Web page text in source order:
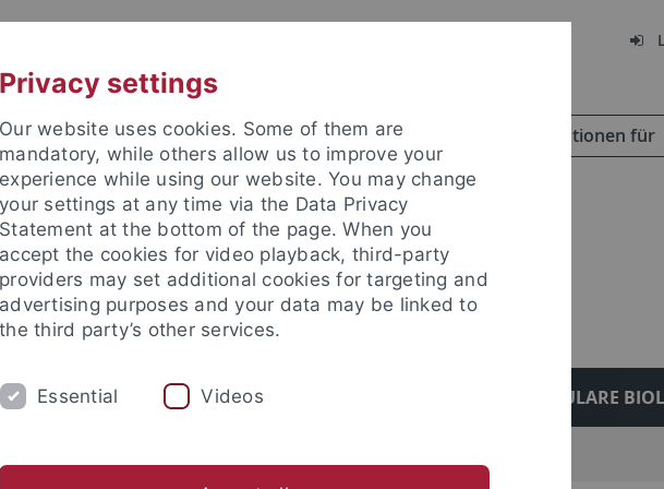
Informationen für
PROTEOMICS MASTER PROGRAM MOLEKULARE
Privacy settings
Our website uses cookies. Some of them are
mandatory, while others allow us to improve your
experience while using our website. You may change
your settings at any time via the Data Privacy
Statement at the bottom of the page. When you
accept the cookies for video playback, third-party
providers may set additional cookies for targeting and
advertising purposes and your data may be linked to
the third party’s other services.
Essential Videos